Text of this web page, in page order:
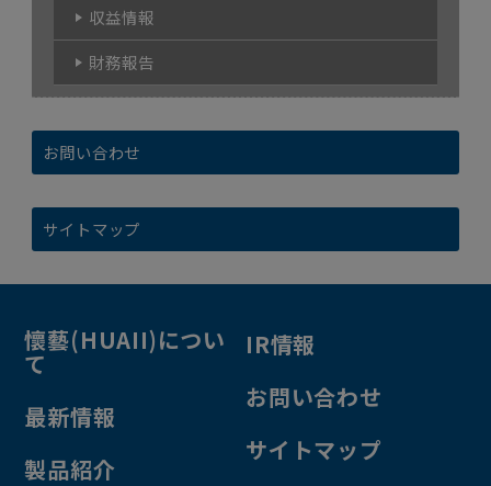
収益情報
財務報告
お問い合わせ
サイトマップ
懷藝(HUAII)につい
て
最新情報
製品紹介
IR情報
お問い合わせ
サイトマップ